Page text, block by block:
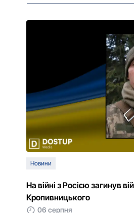
Новини
На війні з Росією загинув
Кропивницького
06 серпня